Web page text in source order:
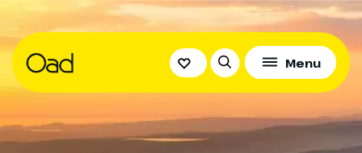
Menu